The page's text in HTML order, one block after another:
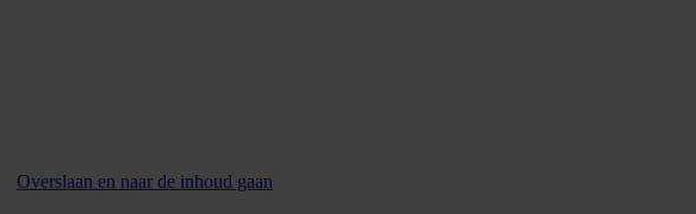
Overslaan en naar de inhoud gaan